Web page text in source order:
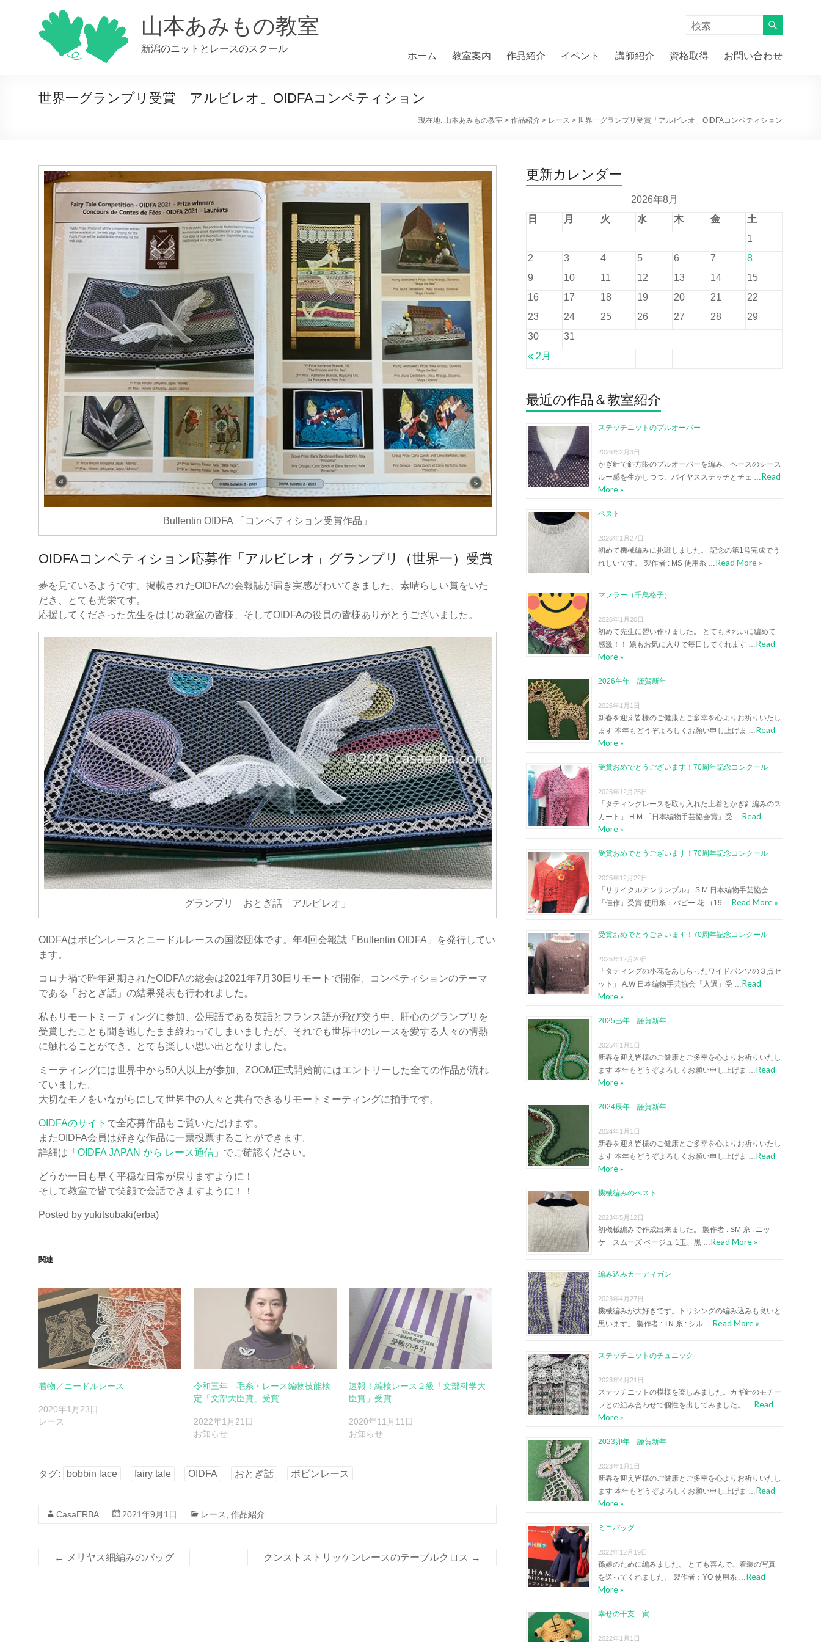
山本あみもの教室
新潟のニットとレースのスクール
ホーム 教室案内 作品紹介 イベント 講師紹介 資格取得 お問い合わせ
世界一グランプリ受賞「アルビレオ」OIDFAコンペティション
現在地: 山本あみもの教室 > 作品紹介 > レース > 世界一グランプリ受賞「アルビレオ」OIDFAコンペティション
Bullentin OIDFA 「コンペティション受賞作品」
OIDFAコンペティション応募作「アルビレオ」グランプリ（世界一）受賞
夢を見ているようです。掲載されたOIDFAの会報誌が届き実感がわいてきました。素晴らしい賞をいた
だき、とても光栄です。
応援してくださった先生をはじめ教室の皆様、そしてOIDFAの役員の皆様ありがとうございました。
グランプリ おとぎ話「アルビレオ」
OIDFAはボビンレースとニードルレースの国際団体です。年4回会報誌「Bullentin OIDFA」を発行してい
ます。
コロナ禍で昨年延期されたOIDFAの総会は2021年7月30日リモートで開催、コンペティションのテーマ
である「おとぎ話」の結果発表も行われました。
私もリモートミーティングに参加、公用語である英語とフランス語が飛び交う中、肝心のグランプリを
受賞したことも聞き逃したまま終わってしまいましたが、それでも世界中のレースを愛する人々の情熱
に触れることができ、とても楽しい思い出となりました。
ミーティングには世界中から50人以上が参加、ZOOM正式開始前にはエントリーした全ての作品が流れ
ていました。
大切なモノをいながらにして世界中の人々と共有できるリモートミーティングに拍手です。
OIDFAのサイト で全応募作品もご覧いただけます。
またOIDFA会員は好きな作品に一票投票することができます。
詳細は「 OIDFA JAPAN から レース通信 」でご確認ください。
どうか一日も早く平穏な日常が戻りますように！
そして教室で皆で笑顔で会話できますように！！
Posted by yukitsubaki(erba)
関連
着物／ニードルレース
2020年1月23日
レース
令和三年 毛糸・レース編物技能検
定「文部大臣賞」受賞
2022年1月21日
お知らせ
速報！編検レース２級「文部科学大
臣賞」受賞
2020年11月11日
お知らせ
タグ: bobbin lace fairy tale OIDFA おとぎ話 ボビンレース
CasaERBA 2021年9月1日 レース, 作品紹介
← メリヤス細編みのバッグ クンストストリッケンレースのテーブルクロス →
更新カレンダー
2026年8月
日
月 火 水 木 金 土
« 2月
1
2
3 4 5 6 7
8
9
10 11 12 13 14
15
16
17 18 19 20 21
22
23
24 25 26 27 28
29
30
31
最近の作品＆教室紹介
ステッチニットのプルオーバー
2026年2月3日
かぎ針で斜方眼のプルオーバーを編み、ベースのシース
ルー感を生かしつつ、バイヤスステッチとチェ …Read
More »
ベスト
2026年1月27日
初めて機械編みに挑戦しました。 記念の第1号完成でう
れしいです。 製作者 : MS 使用糸 …Read More »
マフラー（千鳥格子）
2026年1月20日
初めて先生に習い作りました。 とてもきれいに編めて
感激！！ 娘もお気に入りで毎日してくれます …Read
More »
2026午年 謹賀新年
2026年1月1日
新春を迎え皆様のご健康とご多幸を心よりお祈りいたし
ます 本年もどうぞよろしくお願い申し上げま …Read
More »
受賞おめでとうございます！70周年記念コンクール
2025年12月25日
「タティングレースを取り入れた上着とかぎ針編みのス
カート」 H.M 「日本編物手芸協会賞」受 …Read
More »
受賞おめでとうございます！70周年記念コンクール
2025年12月22日
「リサイクルアンサンブル」 S.M 日本編物手芸協会
「佳作」受賞 使用糸：パピー 花 （19 …Read More »
受賞おめでとうございます！70周年記念コンクール
2025年12月20日
「タティングの小花をあしらったワイドパンツの３点セ
ット」 A.W 日本編物手芸協会「入選」受 …Read
More »
2025巳年 謹賀新年
2025年1月1日
新春を迎え皆様のご健康とご多幸を心よりお祈りいたし
ます 本年もどうぞよろしくお願い申し上げま …Read
More »
2024辰年 謹賀新年
2024年1月1日
新春を迎え皆様のご健康とご多幸を心よりお祈りいたし
ます 本年もどうぞよろしくお願い申し上げま …Read
More »
機械編みのベスト
2023年5月12日
初機械編みで作成出来ました。 製作者 : SM 糸 : ニッ
ケ スムーズ ベージュ 1玉、黒 …Read More »
編み込みカーディガン
2023年4月27日
機械編みが大好きです。トリシングの編み込みも良いと
思います。 製作者 : TN 糸 : シル …Read More »
ステッチニットのチュニック
2023年4月21日
ステッチニットの模様を楽しみました。カギ針のモチー
フとの組み合わせで個性を出してみました。 …Read
More »
2023卯年 謹賀新年
2023年1月1日
新春を迎え皆様のご健康とご多幸を心よりお祈りいたし
ます 本年もどうぞよろしくお願い申し上げま …Read
More »
ミニバッグ
2022年12月19日
孫娘のために編みました。 とても喜んで、着装の写真
を送ってくれました。 製作者：YO 使用糸 …Read
More »
幸せの干支 寅
2022年1月1日